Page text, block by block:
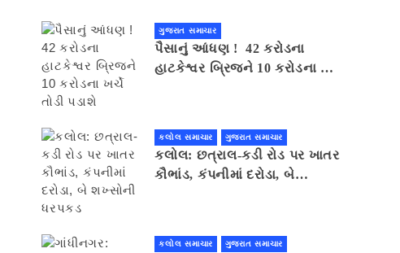
ગુજરાત સમાચાર
પૈસાનું આંધણ ! 42 કરોડના
હાટકેશ્વર બ્રિજને 10 કરોડના ખર્ચે
કલોલ સમાચાર ગુજરાત સમાચાર
કલોલ: છત્રાલ-કડી રોડ પર ખાતર
કૌભાંડ, કંપનીમાં દરોડા, બે
કલોલ સમાચાર ગુજરાત સમાચાર